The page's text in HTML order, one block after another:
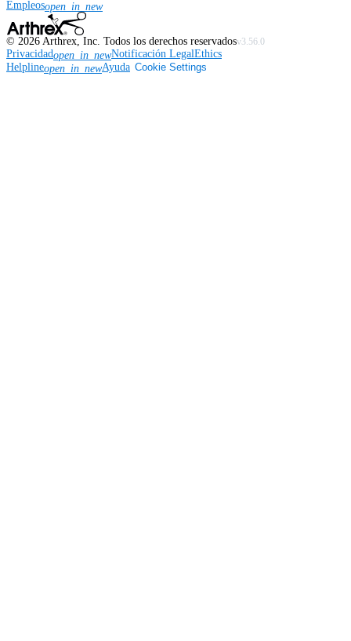
Empleosopen_in_new
© 2026 Arthrex, Inc. Todos los derechos reservadosv3.56.0
Privacidadopen_in_newNotificación LegalEthics
Helplineopen_in_newAyuda Cookie Settings